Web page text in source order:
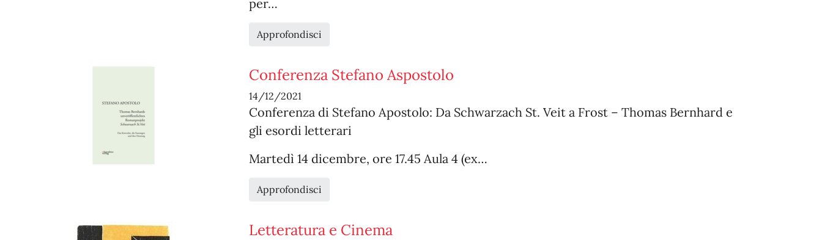
per…
Approfondisci
Conferenza Stefano Aspostolo
14/12/2021
Conferenza di Stefano Apostolo: Da Schwarzach St. Veit a Frost – Thomas Bernhard e
gli esordi letterari
Martedì 14 dicembre, ore 17.45 Aula 4 (ex…
Approfondisci
Letteratura e Cinema